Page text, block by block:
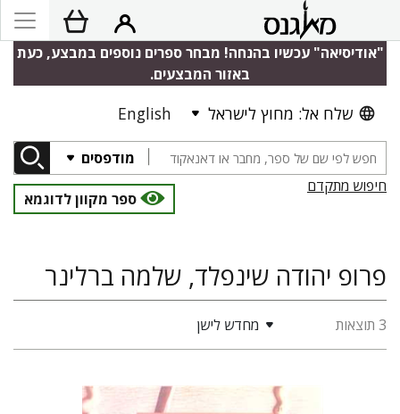
"אודיסיאה" עכשיו בהנחה! מבחר ספרים נוספים במבצע, כעת
באזור המבצעים.
שלח אל: מחוץ לישראל English
מודפסים
חיפוש מתקדם
ספר מקוון לדוגמא
פרופ יהודה שינפלד, שלמה ברלינר
3 תוצאות מחדש לישן